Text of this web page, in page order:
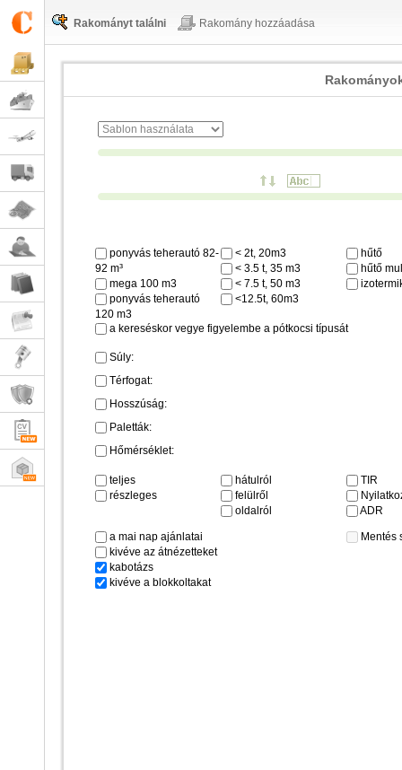
Rakományt találni Rakomány hozzáadása
ponyvás teherautó 82-
92 m³
mega 100 m3
ponyvás teherautó
120 m3
< 2t, 20m3
< 3.5 t, 35 m3
< 7.5 t, 50 m3
<12.5t, 60m3
hűtő
hűtő
a kereséskor vegye figyelembe a pótkocsi típusát
Súly:
Térfogat:
Hosszúság:
Paletták:
Hőmérséklet:
teljes
részleges
hátulról
felülről
oldalról
TIR
ADR
a mai nap ajánlatai
kivéve az átnézetteket
kabotázs
kivéve a blokkoltakat
Mentés